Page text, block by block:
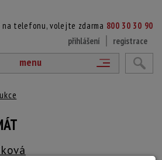
na telefonu, volejte zdarma 800 30 30 90
přihlášení
registrace
menu